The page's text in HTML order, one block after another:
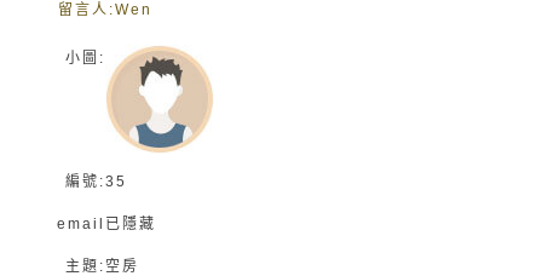
留言人:Wen
小圖:
編號:35
email 已隱藏
主題: 空房